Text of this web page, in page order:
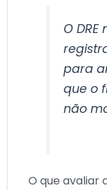
O
para
que o
não
O que avaliar